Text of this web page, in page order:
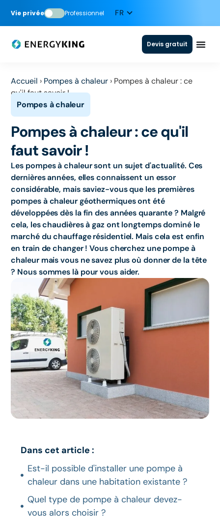
Vie privée Professionnel
Devis gratuit
Accueil › Pompes à chaleur › Pompes à chaleur : ce
qu'il faut savoir !
Pompes à chaleur : ce qu'il
faut savoir !
Les pompes à chaleur sont un sujet d'actualité. Ces
dernières années, elles connaissent un essor
considérable, mais saviez-vous que les premières
pompes à chaleur géothermiques ont été
développées dès la fin des années quarante ? Malgré
cela, les chaudières à gaz ont longtemps dominé le
marché du chauffage résidentiel. Mais cela est enfin
en train de changer ! Vous cherchez une pompe à
chaleur mais vous ne savez plus où donner de la tête
? Nous sommes là pour vous aider.
Dans cet article :
Est-il possible d'installer une pompe à
chaleur dans une habitation existante ?
Quel type de pompe à chaleur devez-
vous alors choisir ?